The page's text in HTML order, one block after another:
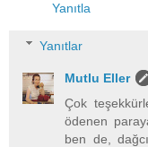
Yanıtla
Yanıtlar
Mutlu Eller
Çok
ödenen
ben de,